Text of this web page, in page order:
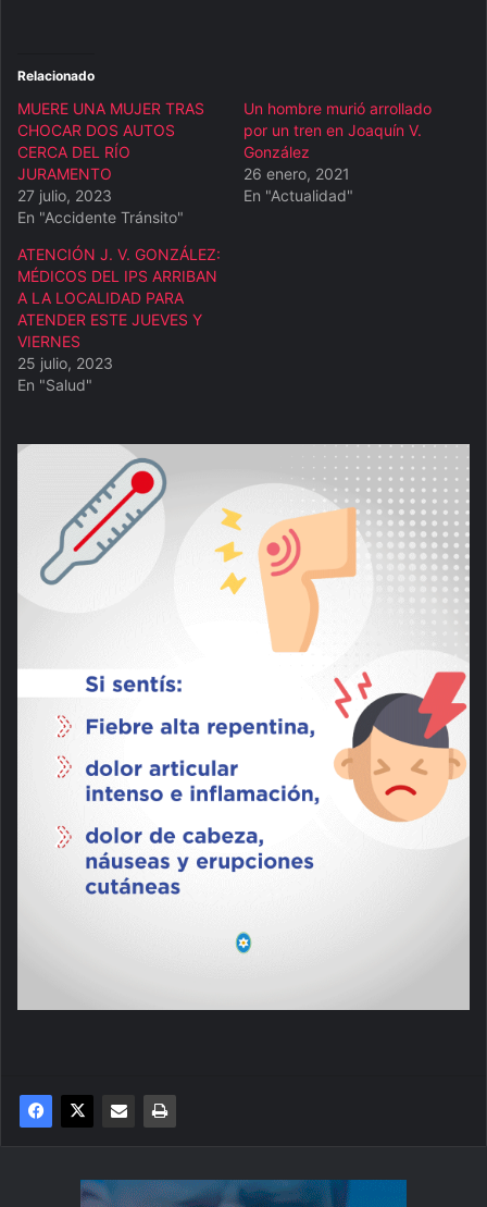
Relacionado
MUERE UNA MUJER TRAS
CHOCAR DOS AUTOS
CERCA DEL RÍO
JURAMENTO
27 julio, 2023
En "Accidente Tránsito"
Un hombre murió arrollado
por un tren en Joaquín V.
González
26 enero, 2021
En "Actualidad"
ATENCIÓN J. V. GONZÁLEZ:
MÉDICOS DEL IPS ARRIBAN
A LA LOCALIDAD PARA
ATENDER ESTE JUEVES Y
VIERNES
25 julio, 2023
En "Salud"